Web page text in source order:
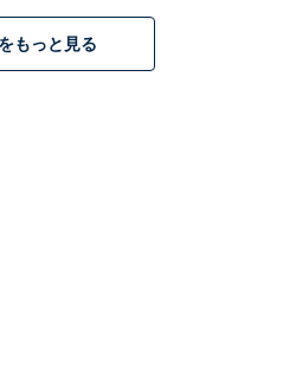
もっと見る